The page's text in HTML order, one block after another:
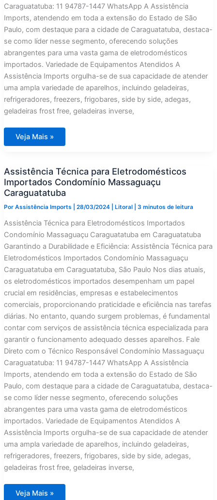
Caraguatatuba: 11 94787-1447 WhatsApp A Assistência
Imports, atendendo em toda a extensão do Estado de São
Paulo, com destaque para a cidade de Caraguatatuba, destaca-
se como líder nesse segmento, oferecendo soluções
abrangentes para uma vasta gama de eletrodomésticos
importados. Variedade de Equipamentos Atendidos A
Assistência Imports orgulha-se de sua capacidade de atender
uma ampla variedade de aparelhos, incluindo geladeiras,
refrigeradores, freezers, frigobares, side by side, adegas,
geladeiras frost free, geladeiras inverse,
Assistência
Técnica
Condomínio
Mococa
Caraguatatuba
Veja Mais »
Assistência Técnica para Eletrodomésticos
Importados Condomínio Massaguaçu
Caraguatatuba
Por Assistência Imports 28/03/2024 Litoral| 3 minutos de leitura
Assistência Técnica para Eletrodomésticos Importados
Condomínio Massaguaçu Caraguatatuba em Caraguatatuba
Garantindo a Durabilidade e Eficiência: Assistência Técnica para
Eletrodomésticos Importados Condomínio Massaguaçu
Caraguatatuba em Caraguatatuba, São Paulo Nos dias atuais,
os eletrodomésticos importados desempenham um papel
crucial em residências, empresas e estabelecimentos
comerciais, proporcionando praticidade e eficiência nas tarefas
diárias. No entanto, quando surgem problemas, é fundamental
contar com serviços de assistência técnica especializada para
garantir o funcionamento adequado desses aparelhos. Fale
Direto com o Técnico Responsável Condomínio Massaguaçu
Caraguatatuba: 11 94787-1447 WhatsApp A Assistência
Imports, atendendo em toda a extensão do Estado de São
Paulo, com destaque para a cidade de Caraguatatuba, destaca-
se como líder nesse segmento, oferecendo soluções
abrangentes para uma vasta gama de eletrodomésticos
importados. Variedade de Equipamentos Atendidos A
Assistência Imports orgulha-se de sua capacidade de atender
uma ampla variedade de aparelhos, incluindo geladeiras,
refrigeradores, freezers, frigobares, side by side, adegas,
geladeiras frost free, geladeiras inverse,
Assistência
Veja Mais »